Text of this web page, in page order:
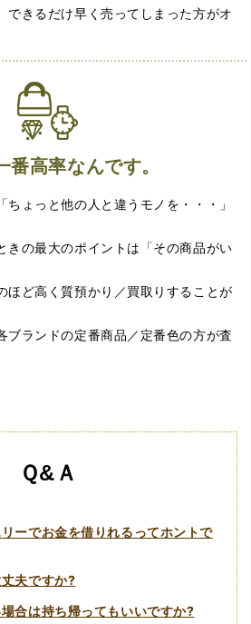
丁寧に対応して頂きました。 ホー
がとても良かったので、質屋自体初
応して頂きました担当の方もすご
定の流れがとても丁寧でお話がし
になりました!!満足出来る買取です。
す!!
しい話し方の対応でとても良かっ
できるだけ早く売ってしまった方がオ
番高率なんです。
ょっと他の人と違うモノを・・・」
きの最大のポイントは「その商品がい
ほど高く質預かり／買取りすることが
ブランドの定番商品／定番色の方が査
Ｑ&Ａ
ーでお金を借りれるってホントで
夫ですか?
合は持ち帰ってもいいですか?